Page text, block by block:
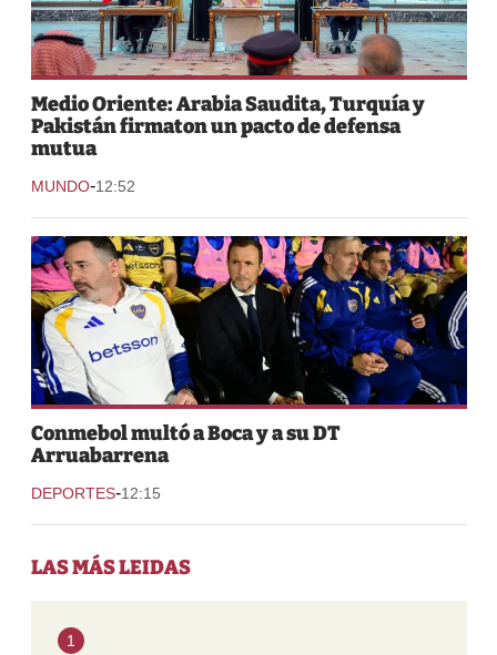
Medio Oriente: Arabia Saudita, Turquía y
Pakistán firmaton un pacto de defensa
mutua
MUNDO-12:52
Conmebol multó a Boca y a su DT
Arruabarrena
DEPORTES-12:15
LAS MÁS LEIDAS
1